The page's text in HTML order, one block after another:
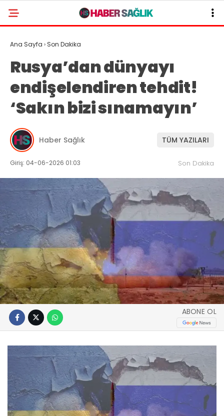
Ana Sayfa › Son Dakika
Rusya’dan dünyayı
endişelendiren tehdit!
‘Sakın bizi sınamayın’
Haber Sağlık TÜM YAZILARI
Giriş: 04-06-2026 01:03 Son Dakika
ABONE OL